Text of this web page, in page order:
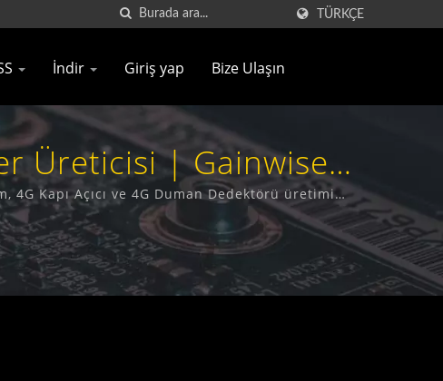
TÜRKÇE
İndir Giriş yap Bize Ulaşın
Üreticisi | Gainwise
4G Kapı Açıcı ve 4G Duman Dedektörü üretimi